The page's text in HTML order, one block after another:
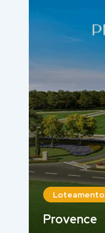
Loteamento
Provence